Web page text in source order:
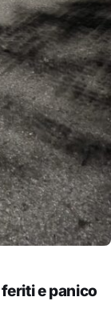
e panico